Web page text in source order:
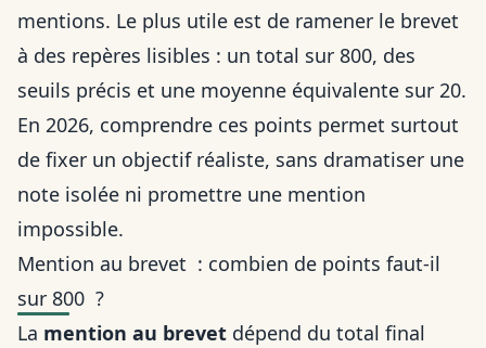
mentions. Le plus utile est de ramener le brevet
à des repères lisibles : un total sur 800, des
seuils précis et une moyenne équivalente sur 20.
En 2026, comprendre ces points permet surtout
de fixer un objectif réaliste, sans dramatiser une
note isolée ni promettre une mention
impossible.
Mention au brevet : combien de points faut-il
sur 800 ?
La mention au brevet dépend du total final